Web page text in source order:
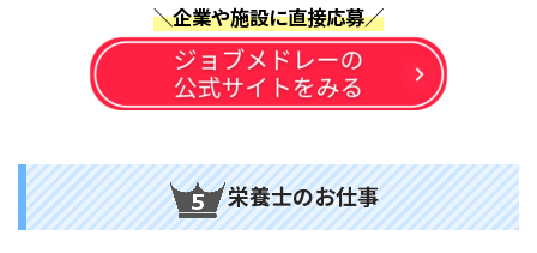
＼企業や施設に直接応募／
栄養士のお仕事